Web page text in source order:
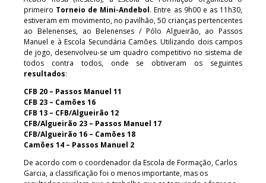
primeiro Torneio de Mini-Andebol. Entre as 9h00 e as 11h30,
estiveram em movimento, no pavilhão, 50 crianças pertencentes
ao Belenenses, ao Belenenses / Pólo Algueirão, ao Passos
Manuel e à Escola Secundária Camões. Utilizando dois campos
de jogo, desenvolveu-se um quadro competitivo no sistema de
todos contra todos, onde se obtiveram os seguintes
resultados:
CFB 20 – Passos Manuel 11
CFB 23 – Camões 16
CFB 13 – CFB/Algueirão 12
CFB/Algueirão 23 – Passos Manuel 17
CFB/Algueirão 16 – Camões 18
Camões 14 – Passos Manuel 2
De acordo com o coordenador da Escola de Formação, Carlos
Garcia, a classificação foi o menos importante, mas os